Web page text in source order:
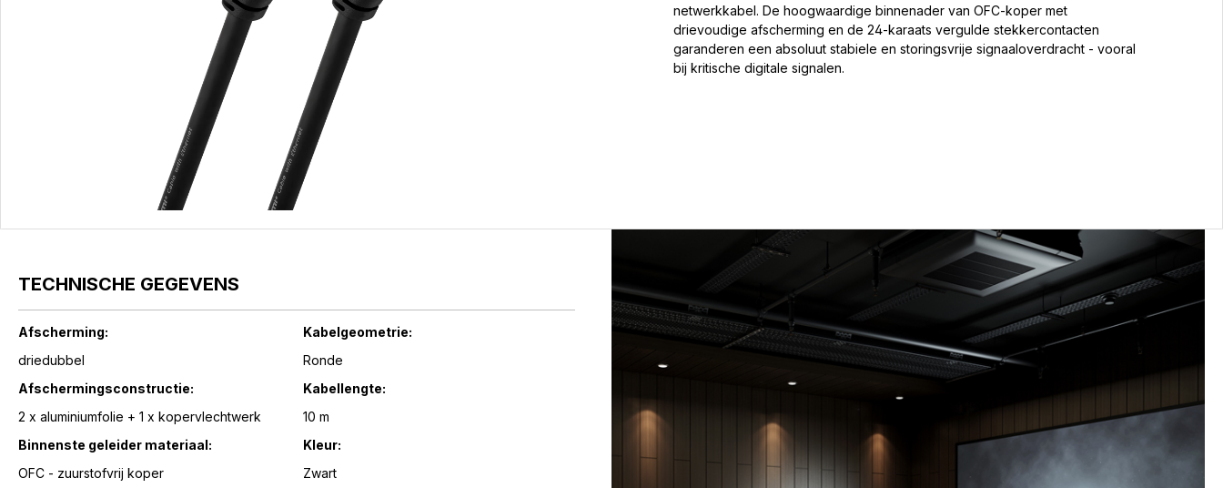
netwerkkabel. De hoogwaardige binnenader van OFC-koper met
drievoudige afscherming en de 24-karaats vergulde stekkercontacten
garanderen een absoluut stabiele en storingsvrije signaaloverdracht - vooral
bij kritische digitale signalen.
TECHNISCHE GEGEVENS
Afscherming:
driedubbel
Afschermingsconstructie:
2 x aluminiumfolie + 1 x kopervlechtwerk
Binnenste geleider materiaal:
OFC - zuurstofvrij koper
Kabelgeometrie:
Ronde
Kabellengte:
10 m
Kleur:
Zwart